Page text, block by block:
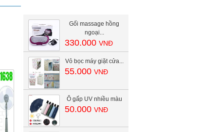
Gối massage hồng
ngoại...
330.000VNĐ
Vỏ bọc máy giặt cửa...
55.000VNĐ
Ô gấp UV nhiều màu
50.000VNĐ